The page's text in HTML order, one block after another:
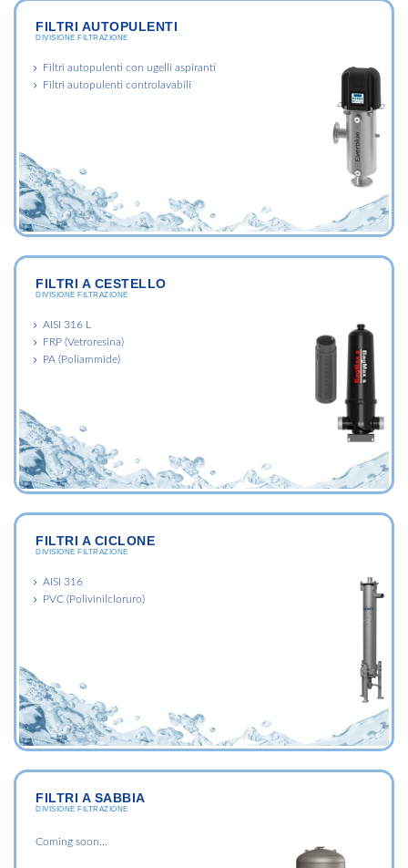
FILTRI AUTOPULENTI
DIVISIONE FILTRAZIONE
Filtri autopulenti con ugelli aspiranti
Filtri autopulenti controlavabili
FILTRI A CESTELLO
DIVISIONE FILTRAZIONE
AISI 316 L
FRP (Vetroresina)
PA (Poliammide)
FILTRI A CICLONE
DIVISIONE FILTRAZIONE
AISI 316
PVC (Polivinilcloruro)
FILTRI A SABBIA
DIVISIONE FILTRAZIONE
Coming soon...